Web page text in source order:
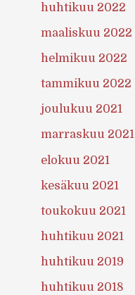
huhtikuu 2022
maaliskuu 2022
helmikuu 2022
tammikuu 2022
joulukuu 2021
marraskuu 2021
elokuu 2021
kesäkuu 2021
toukokuu 2021
huhtikuu 2021
huhtikuu 2019
huhtikuu 2018